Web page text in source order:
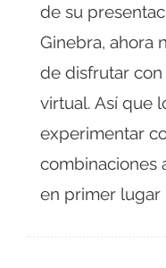
de su
Ginebra, ahora
de disfrutar
virtual. Así que
experimentar
combinaciones
en primer lugar